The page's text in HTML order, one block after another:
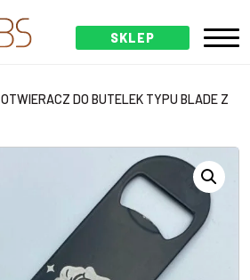
SKLEP
OTWIERACZ DO BUTELEK TYPU BLADE Z